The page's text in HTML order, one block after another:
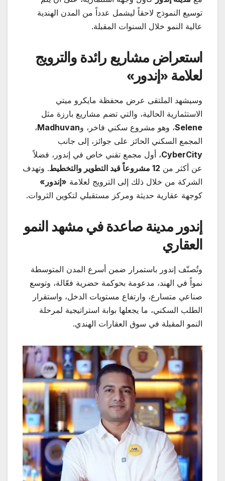
توسيع النموذج لاحقاً ليشمل عدداً من المدن الهندية
عالية النمو خلال السنوات المقبلة.
استعراض مشاريع رائدة والترويج
لعلامة «إندور»
وسيشهد الملتقى عرض محفظة مايكرو ميتي
الاستثمارية الحالية، والتي تضم مشاريع بارزة مثل
Selene، وهو مشروع سكني فاخر، وMadhuvan،
المجمع السكني الحائز على جوائز، إلى جانب
CyberCity، أول مجمع تقني خاص في إندور، فضلاً
عن أكثر من 12 مشروعاً قيد التطوير والتخطيط. وتهدف
الشركة من خلال ذلك إلى الترويج لعلامة «إندور »
كوجهة عقارية حديثة ومركز مستقبلي لتكوين الثروات.
إندور مدينة صاعدة في مشهد النمو
العقاري
وتُصنّف إندور باستمرار ضمن أسرع المدن المتوسطة
نمواً في الهند، مدعومة بحوكمة حضرية فعّالة، وتوسع
صناعي متسارع، وارتفاع مستويات الدخل، واستقرار
الطلب السكني، ما يجعلها بوابة استراتيجية لمرحلة
النمو المقبلة في سوق العقارات الهندي.